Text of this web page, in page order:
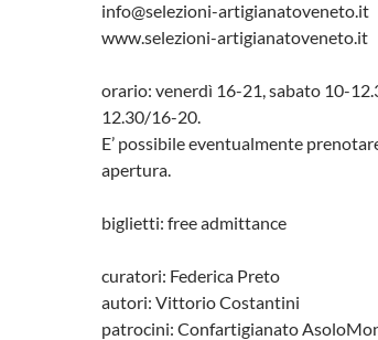
info@selezioni-artigianatoveneto.it
www.selezioni-artigianatoveneto.it
orario: venerdì 16-21, sabato 10-
12.30/16-20.
E’ possibile eventualmente
apertura.
biglietti: free admittance
curatori: Federica Preto
autori: Vittorio Costantini
patrocini: Confartigianato